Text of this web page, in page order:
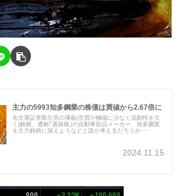
主力の5993知多鋼業の株価は買値から2.67倍に
名古屋証券取引所の薄板(売買が極端に少なく流動性を欠
く)銘柄、通称｢過疎株｣の自動車部品メーカー、知多鋼業
を主力銘柄に据えようなどと誰が考えるだろうか･･･
2024.11.15